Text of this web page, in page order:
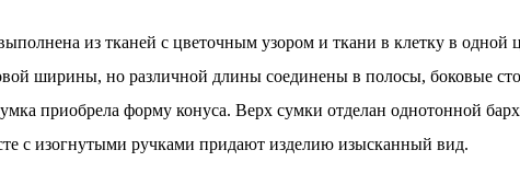
из тканей с цветочным узором и ткани в клетку в одной
ширины, но различной длины соединены в полосы, боковые
приобрела форму конуса. Верх сумки отделан однотонной
с изогнутыми ручками придают изделию изысканный вид.